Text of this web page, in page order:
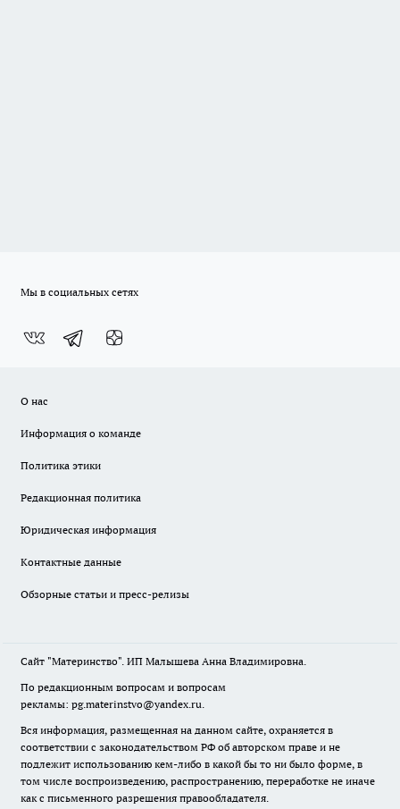
Мы в социальных сетях
О нас
Информация о команде
Политика этики
Редакционная политика
Юридическая информация
Контактные данные
Обзорные статьи и пресс-релизы
Сайт "Материнство". ИП Малышева Анна Владимировна.
По редакционным вопросам и вопросам
рекламы: pg.materinstvo@yandex.ru.
Вся информация, размещенная на данном сайте, охраняется в
соответствии с законодательством РФ об авторском праве и не
подлежит использованию кем-либо в какой бы то ни было форме, в
том числе воспроизведению, распространению, переработке не иначе
как с письменного разрешения правообладателя.